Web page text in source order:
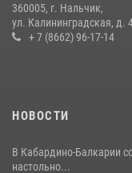
В Кабардино-Балкарии
оружие и наркотические
360005, г. Нальчик,
ул. Калининградская, д.
+ 7 (8662) 96-17-14
НОВОСТИ
В Кабардино-Балкарии
настольно...